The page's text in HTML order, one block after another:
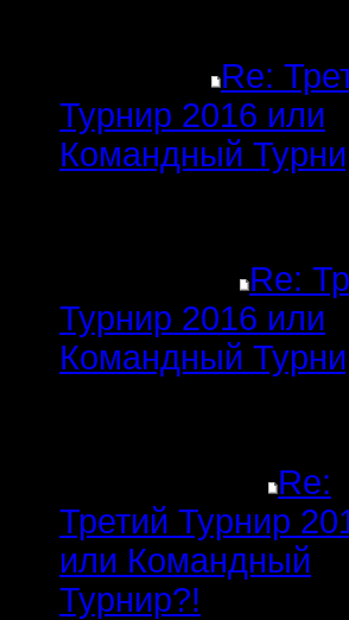
Re:
Турнир 2016 или
Командный
Re:
Турнир 2016 или
Командный
Re:
Третий Турнир
или Командный
Турнир?!